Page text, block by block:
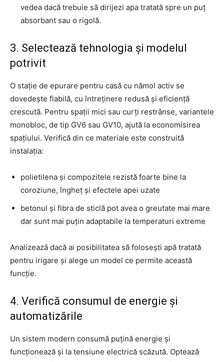
vedea dacă trebuie să dirijezi apa tratată spre un puț
absorbant sau o rigolă.
3. Selectează tehnologia și modelul
potrivit
O stație de epurare pentru casă cu nămol activ se
dovedește fiabilă, cu întreținere redusă și eficiență
crescută. Pentru spații mici sau curți restrânse, variantele
monobloc, de tip GV6 sau GV10, ajută la economisirea
spațiului. Verifică din ce materiale este construită
instalația:
polietilena și compozitele rezistă foarte bine la
coroziune, îngheț și efectele apei uzate
betonul și fibra de sticlă pot avea o greutate mai mare
dar sunt mai puțin adaptabile la temperaturi extreme
Analizează dacă ai posibilitatea să folosești apă tratată
pentru irigare și alege un model ce permite această
funcție.
4. Verifică consumul de energie și
automatizările
Un sistem modern consumă puțină energie și
funcționează și la tensiune electrică scăzută. Optează